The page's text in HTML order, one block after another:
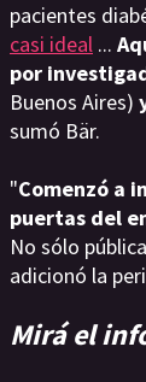
pacientes
casi ideal ...
por
Buenos Aires)
sumó Bär.
"Comenzó a
puertas del
No sólo
adicionó la
Mirá el